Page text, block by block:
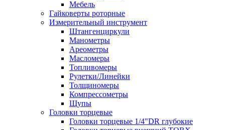
Мебель
Гайковерты роторные
Измерительный инструмент
Штангенциркули
Манометры
Ареометры
Масломеры
Топливомеры
Рулетки/Линейки
Толщиномеры
Компрессометры
Щупы
Головки торцевые
Головки торцевые 1/4"DR глубокие